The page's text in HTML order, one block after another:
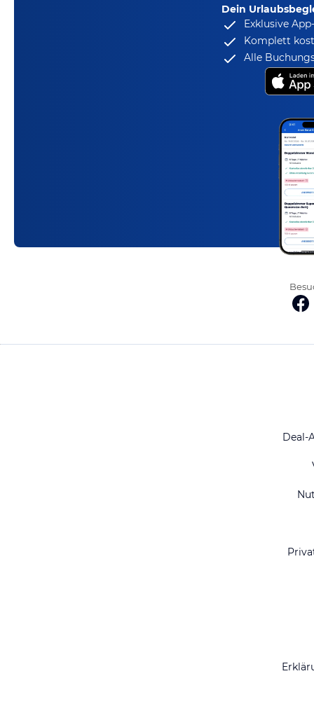
Dein
Exklusive
Komplett
Alle
Deal-